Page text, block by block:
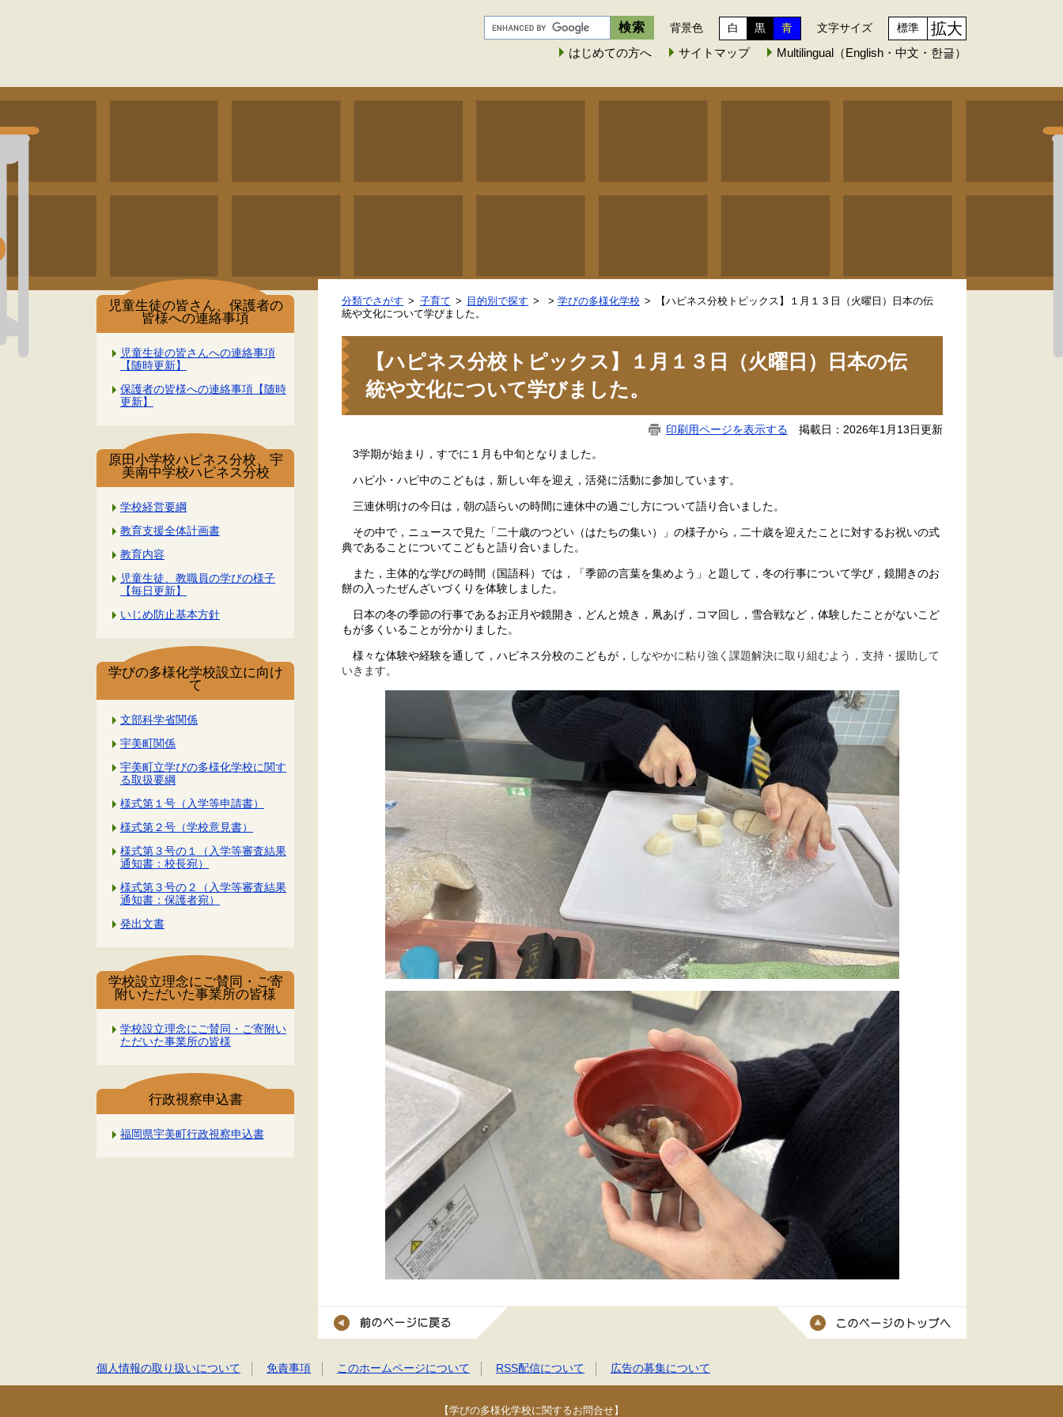
背景色 白 黒 青 文字サイズ 標準 拡大
はじめての方へ サイトマップ Multilingual（English・中文・한글）
児童生徒の皆さん、保護者の
皆様への連絡事項
児童生徒の皆さんへの連絡事項
【随時更新】
保護者の皆様への連絡事項【随時
更新】
原田小学校ハピネス分校、宇
美南中学校ハピネス分校
学校経営要綱
教育支援全体計画書
教育内容
児童生徒、教職員の学びの様子
【毎日更新】
いじめ防止基本方針
学びの多様化学校設立に向け
て
文部科学省関係
宇美町関係
宇美町立学びの多様化学校に関す
る取扱要綱
様式第１号（入学等申請書）
様式第２号（学校意見書）
様式第３号の１（入学等審査結果
通知書：校長宛）
様式第３号の２（入学等審査結果
通知書：保護者宛）
発出文書
学校設立理念にご賛同・ご寄
附いただいた事業所の皆様
学校設立理念にご賛同・ご寄附い
ただいた事業所の皆様
行政視察申込書
福岡県宇美町行政視察申込書
分類でさがす 子育て 目的別で探す > 学びの多様化学校
【ハピネス分校トピックス】１月１３日（火曜日）日本の伝
統や文化について学びました。
【ハピネス分校トピックス】１月１３日（火曜日）日本の伝
統や文化について学びました。
印刷用ページを表示する 掲載日：2026年1月13日更新
3学期が始まり，すでに１月も中旬となりました。
ハピ小・ハピ中のこどもは，新しい年を迎え，活発に活動に参加しています。
三連休明けの今日は，朝の語らいの時間に連休中の過ごし方について語り合いました。
その中で，ニュースで見た「二十歳のつどい（はたちの集い）」の様子から，二十歳を迎えたことに対するお祝いの式
典であることについてこどもと語り合いました。
また，主体的な学びの時間（国語科）では，「季節の言葉を集めよう」と題して，冬の行事について学び，鏡開きのお
餅の入ったぜんざいづくりを体験しました。
日本の冬の季節の行事であるお正月や鏡開き，どんと焼き，凧あげ，コマ回し，雪合戦など，体験したことがないこど
もが多くいることが分かりました。
様々な体験や経験を通して，ハピネス分校のこどもが， しなやかに粘り強く課題解決に取り組むよう，支持・援助して
いきます。
個人情報の取り扱いについて 免責事項 このホームページについて RSS配信について 広告の募集について
【学びの多様化学校に関するお問合せ】